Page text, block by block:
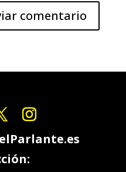
elParlante.es